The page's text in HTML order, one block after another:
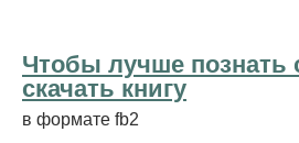
Чтобы лучше познать
cкачать книгу
в формате fb2